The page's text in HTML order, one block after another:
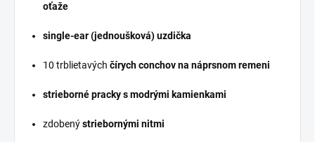
oťaže
single-ear (jednoušková) uzdička
10 trblietavých čírych conchov na náprsnom remeni
strieborné pracky s modrými kamienkami
zdobenýstriebornými nitmi